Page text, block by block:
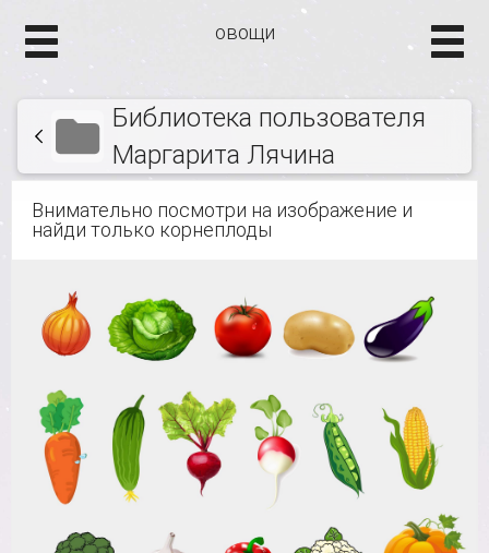
овощи
Библиотека пользователя
Маргарита Лячина
Внимательно посмотри на изображение и
найди только корнеплоды